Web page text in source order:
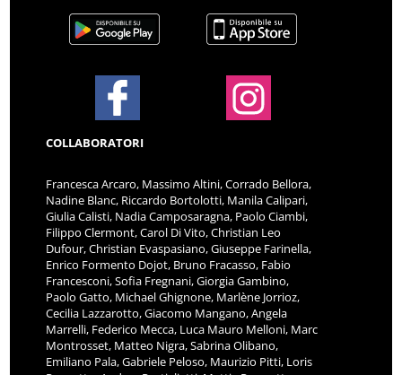
COLLABORATORI
Francesca Arcaro, Massimo Altini, Corrado Bellora,
Nadine Blanc, Riccardo Bortolotti, Manila Calipari,
Giulia Calisti, Nadia Camposaragna, Paolo Ciambi,
Filippo Clermont, Carol Di Vito, Christian Leo
Dufour, Christian Evaspasiano, Giuseppe Farinella,
Enrico Formento Dojot, Bruno Fracasso, Fabio
Francesconi, Sofia Fregnani, Giorgia Gambino,
Paolo Gatto, Michael Ghignone, Marlène Jorrioz,
Cecilia Lazzarotto, Giacomo Mangano, Angela
Marrelli, Federico Mecca, Luca Mauro Melloni, Marc
Montrosset, Matteo Nigra, Sabrina Olibano,
Emiliano Pala, Gabriele Peloso, Maurizio Pitti, Loris